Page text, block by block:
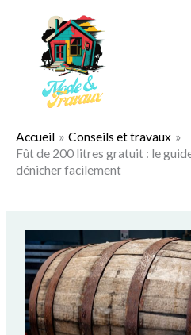
Accueil
Conseils et travaux
Fût de 200 litres gratuit : le
dénicher facilement